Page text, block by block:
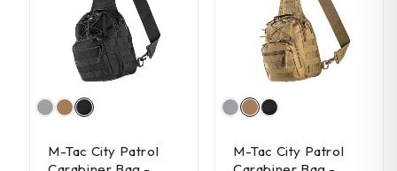
M-Tac City Patrol
M-Tac City Patrol